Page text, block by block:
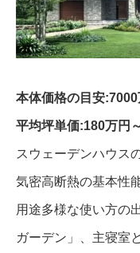
本体価格の目安:7000
平均坪単価:180万円
スウェーデンハウス
気密高断熱の基本性
用途多様な使い方の
ガーデン」、主寝室